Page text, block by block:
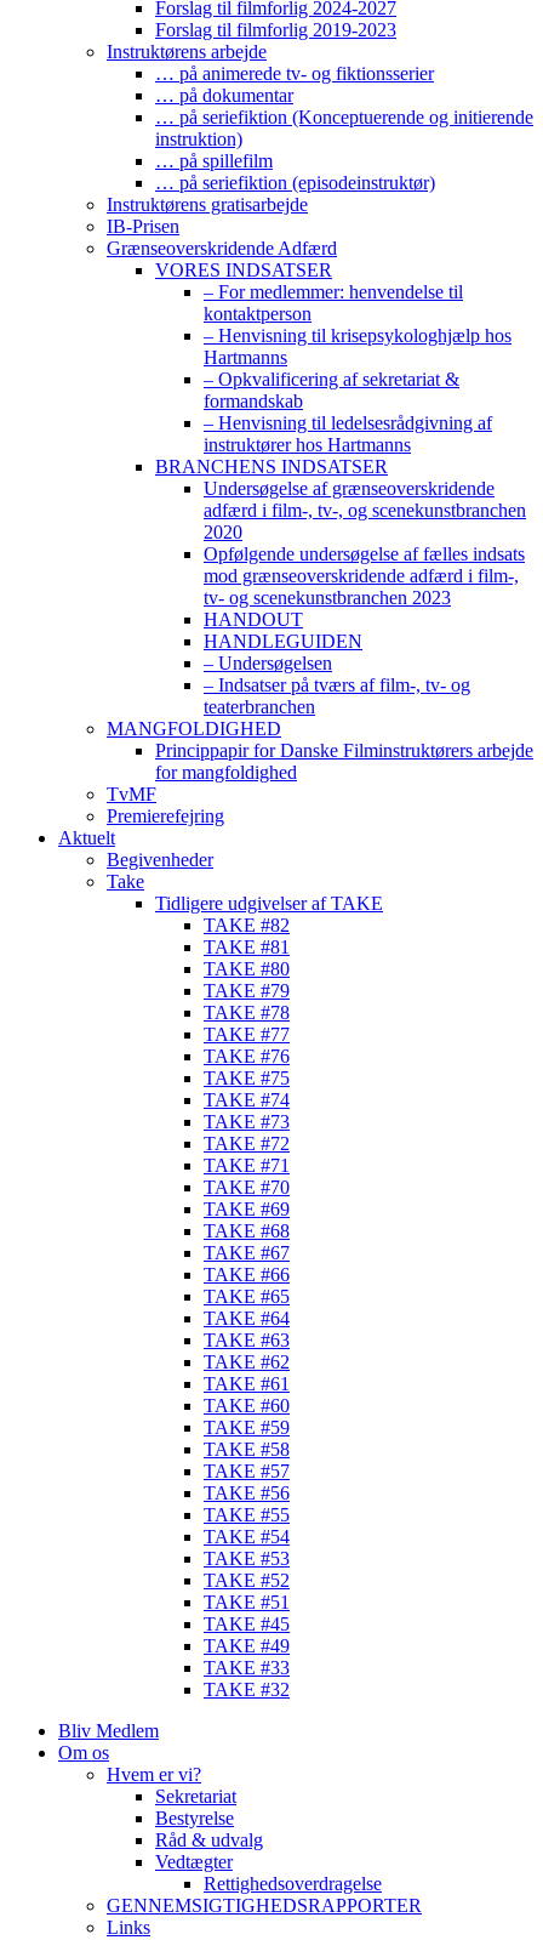
Forslag til filmforlig 2024-2027
Forslag til filmforlig 2019-2023
Instruktørens arbejde
… på animerede tv- og fiktionsserier
… på dokumentar
… på seriefiktion (Konceptuerende og initierende
instruktion)
… på spillefilm
… på seriefiktion (episodeinstruktør)
Instruktørens gratisarbejde
IB-Prisen
Grænseoverskridende Adfærd
VORES INDSATSER
– For medlemmer: henvendelse til
kontaktperson
– Henvisning til krisepsykologhjælp hos
Hartmanns
– Opkvalificering af sekretariat &
formandskab
– Henvisning til ledelsesrådgivning af
instruktører hos Hartmanns
BRANCHENS INDSATSER
Undersøgelse af grænseoverskridende
adfærd i film-, tv-, og scenekunstbranchen
2020
Opfølgende undersøgelse af fælles indsats
mod grænseoverskridende adfærd i film-,
tv- og scenekunstbranchen 2023
HANDOUT
HANDLEGUIDEN
– Undersøgelsen
– Indsatser på tværs af film-, tv- og
teaterbranchen
MANGFOLDIGHED
Princippapir for Danske Filminstruktørers arbejde
for mangfoldighed
TvMF
Premierefejring
Aktuelt
Begivenheder
Take
Tidligere udgivelser af TAKE
TAKE #82
TAKE #81
TAKE #80
TAKE #79
TAKE #78
TAKE #77
TAKE #76
TAKE #75
TAKE #74
TAKE #73
TAKE #72
TAKE #71
TAKE #70
TAKE #69
TAKE #68
TAKE #67
TAKE #66
TAKE #65
TAKE #64
TAKE #63
TAKE #62
TAKE #61
TAKE #60
TAKE #59
TAKE #58
TAKE #57
TAKE #56
TAKE #55
TAKE #54
TAKE #53
TAKE #52
TAKE #51
TAKE #45
TAKE #49
TAKE #33
TAKE #32
Bliv Medlem
Om os
Hvem er vi?
Sekretariat
Bestyrelse
Råd & udvalg
Vedtægter
Rettighedsoverdragelse
GENNEMSIGTIGHEDSRAPPORTER
Links